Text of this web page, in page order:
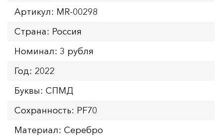
Артикул: MR-00298
Страна: Россия
Номинал: 3 рубля
Год: 2022
Буквы: СПМД
Сохранность: PF70
Материал: Серебро